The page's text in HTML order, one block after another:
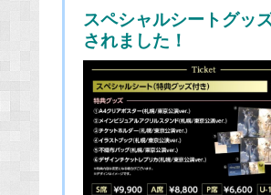
スペシャルシートグッ
されました！